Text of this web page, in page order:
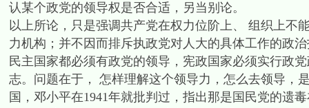
认某个政党的领导权是否合适，另当别论。
以上所论，只是强调共产党在权力位阶上、 组织上不
力机构；并不因而排斥执政党对人大的具体工作的政
民主国家都必须有政党的领导，宪政国家必须实行政
志。问题在于， 怎样理解这个领导力，怎么去领导，
国，邓小平在1941年就批判过，指出那是国民党的遗